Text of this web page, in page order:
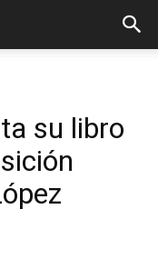
su libro